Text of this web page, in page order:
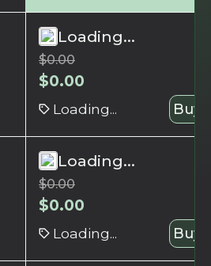
Loading...
$0.00
$0.00
Loading... Buy
Loading...
$0.00
$0.00
Loading... Buy